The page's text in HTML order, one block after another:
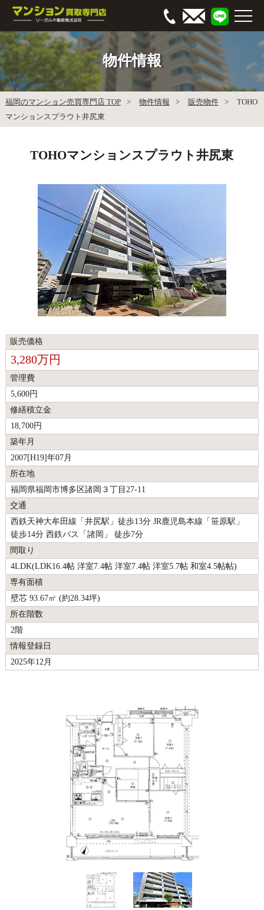
物件情報
福岡のマンション売買専門店 TOP 物件情報 販売物件
TOHO
マンションスプラウト井尻東
TOHOマンションスプラウト井尻東
販売価格
3,280万円
管理費
5,600円
修繕積立金
18,700円
築年月
2007[H19]年07月
所在地
福岡県福岡市博多区諸岡３丁目27-11
交通
西鉄天神大牟田線「井尻駅」徒歩13分 JR鹿児島本線「笹原駅」
徒歩14分 西鉄バス「諸岡」 徒歩7分
間取り
4LDK(LDK16.4帖 洋室7.4帖 洋室7.4帖 洋室5.7帖 和室4.5帖帖)
専有面積
壁芯 93.67㎡ (約28.34坪)
所在階数
2階
情報登録日
2025年12月